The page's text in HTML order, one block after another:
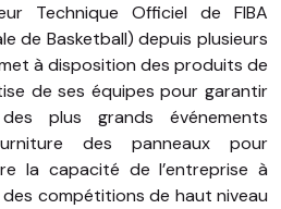
Technique Officiel de FIBA
de Basketball) depuis plusieurs
à disposition des produits de
de ses équipes pour garantir
plus grands événements
des panneaux pour
la capacité de l’entreprise à
compétitions de haut niveau